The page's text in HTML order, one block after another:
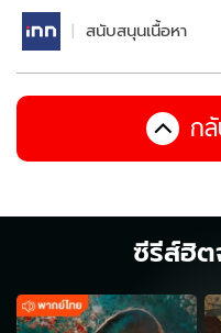
สนับสนุนเนื้อหา
ก
ซีรีส์ฮิต